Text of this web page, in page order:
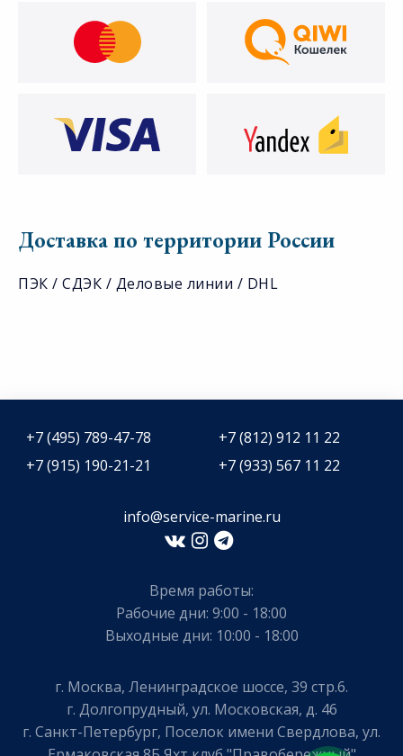
Доставка по территории России
ПЭК / СДЭК / Деловые линии / DHL
+7 (495) 789-47-78
+7 (812) 912 11 22
+7 (915) 190-21-21
+7 (933) 567 11 22
info@service-marine.ru​​
Время работы:
Рабочие дни: 9:00 - 18:00
Выходные дни: 10:00 - 18:00
г. Москва, Ленинградское шоссе, 39 стр.6.
г. Долгопрудный, ул. Московская, д. 46
г. Санкт-Петербург, Поселок имени Свердлова, ул.